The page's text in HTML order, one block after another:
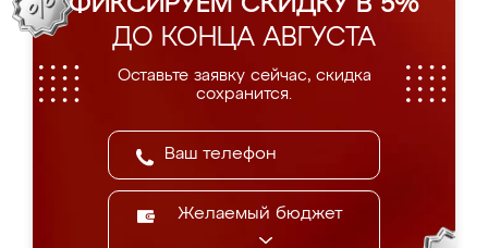
ДО КОНЦА АВГУСТА
Оставьте заявку сейчас, скидка
сохранится.
Желаемый бюджет